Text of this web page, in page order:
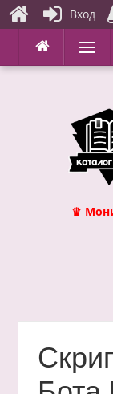
Перейти
содержимому
Меню
♛
Вход